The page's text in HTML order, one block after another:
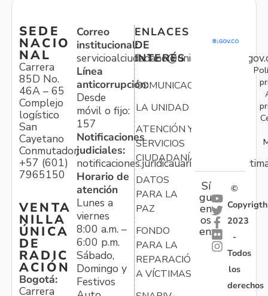
SEDE
NACIO
NAL
Carrera
85D No.
46A – 65
Complejo
logístico
San
Cayetano
Conmutador:
+57 (601)
7965150
VENTA
NILLA
ÚNICA
DE
RADIC
ACIÓN
Bogotá:
Carrera
Correo
institucional:
Línea
anticorrupción:
Desde
móvil o fijo:
157
Notificaciones
judiciales:
Horario de
atención
Lunes a
viernes
8:00 a.m. –
6:00 p.m.
Sábado,
Domingo y
Festivos
ENLACES
DE
INTERÉS
COMUNICACIONES
LA UNIDAD
ATENCIÓN Y
SERVICIOS
CIUDADANÍA
DATOS
PARA LA
PAZ
FONDO
PARA LA
REPARACIÓN
A VÍCTIMAS
Sí
gu
en
os
en:
©
Copyrigth
2023
-
Todos
los
derechos